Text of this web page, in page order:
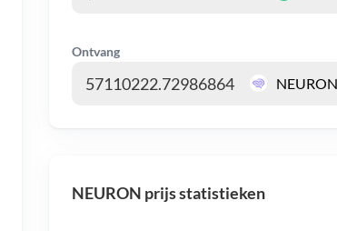
Ontvang
NEURON prijs statistieken